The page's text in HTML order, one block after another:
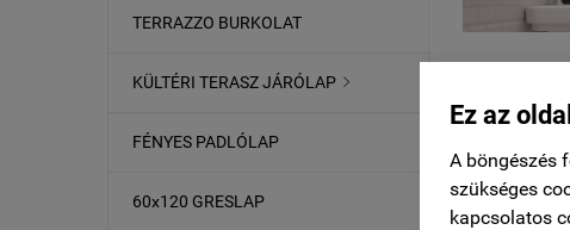
Ez az
A böngészés
szükséges
kapcsolatos
TERRAZZO BURKOLAT
KÜLTÉRI TERASZ JÁRÓLAP 
FÉNYES PADLÓLAP
60x120 GRESLAP